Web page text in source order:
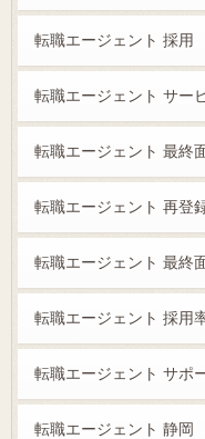
転職エージェント 採用
転職エージェント サー
転職エージェント 最終
転職エージェント 再登
転職エージェント 最終
転職エージェント 採用
転職エージェント サポ
転職エージェント 静岡